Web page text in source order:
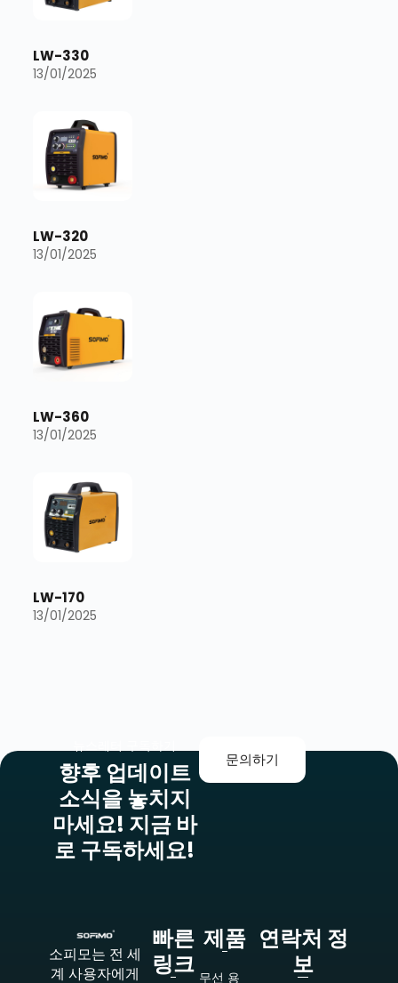
LW-330
13/01/2025
LW-320
13/01/2025
LW-360
13/01/2025
LW-170
13/01/2025
향후 업데이트
소식을 놓치지
마세요! 지금 바
로 구독하세요!
문의하기
소피모는 전 세
계 사용자에게
빠른
링크
제품
무선 용
연락처 정
보